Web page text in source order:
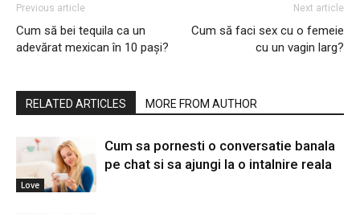
Previous article
Cum să bei tequila ca un
adevărat mexican în 10 pași?
Next article
Cum să faci sex cu o femeie
cu un vagin larg?
RELATED ARTICLES MORE FROM AUTHOR
Love
Cum sa pornesti o conversatie banala
pe chat si sa ajungi la o intalnire reala